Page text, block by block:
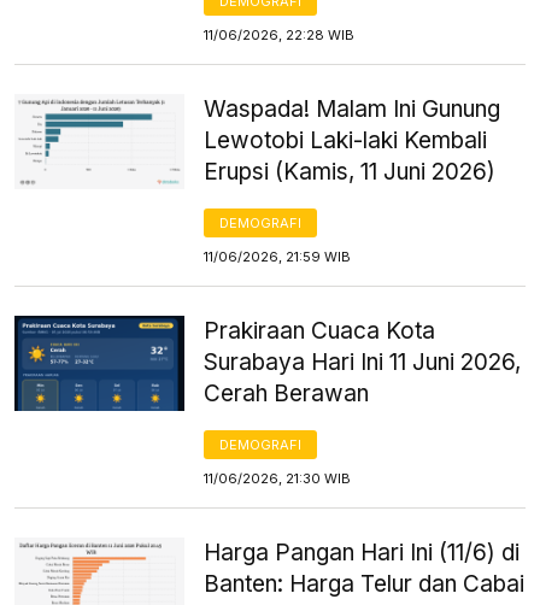
11/06/2026, 22:28 WIB
Waspada! Malam Ini Gunung
Lewotobi Laki-laki Kembali
Erupsi (Kamis, 11 Juni 2026)
DEMOGRAFI
11/06/2026, 21:59 WIB
Prakiraan Cuaca Kota
Surabaya Hari Ini 11 Juni 2026,
Cerah Berawan
DEMOGRAFI
11/06/2026, 21:30 WIB
Harga Pangan Hari Ini (11/6) di
Banten: Harga Telur dan Cabai